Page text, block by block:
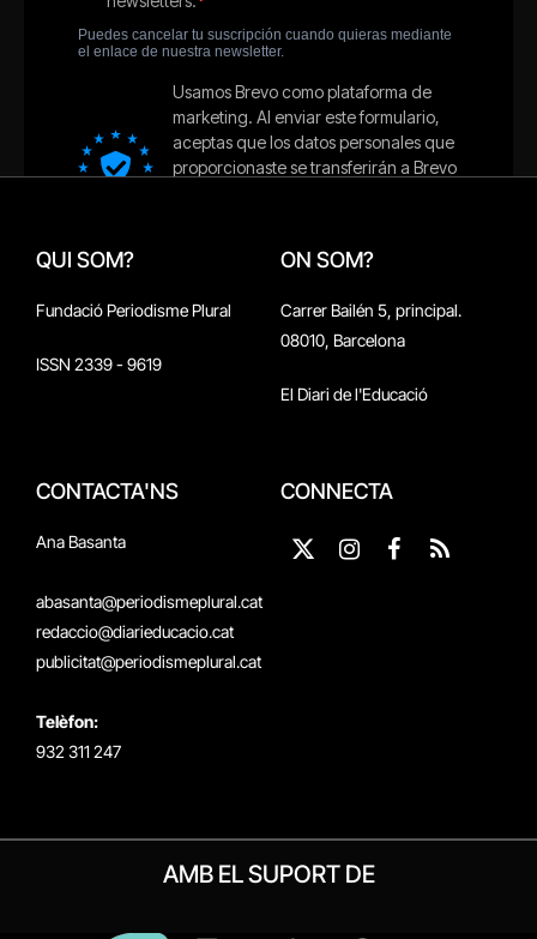
QUI SOM?
Fundació Periodisme Plural
ISSN 2339 - 9619
ON SOM?
Carrer Bailén 5, principal.
08010, Barcelona
El Diari de l'Educació
CONTACTA'NS
Ana Basanta
abasanta@periodismeplural.cat
redaccio@diarieducacio.cat
publicitat@periodismeplural.cat
Telèfon:
932 311 247
CONNECTA
X
Instagram
Facebook
RSS
AMB EL SUPORT DE